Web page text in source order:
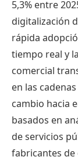
5,3% entre
digitalización
rápida
tiempo real y
comercial
en las
cambio hacia
basados ​​en
de servicios
fabricantes de